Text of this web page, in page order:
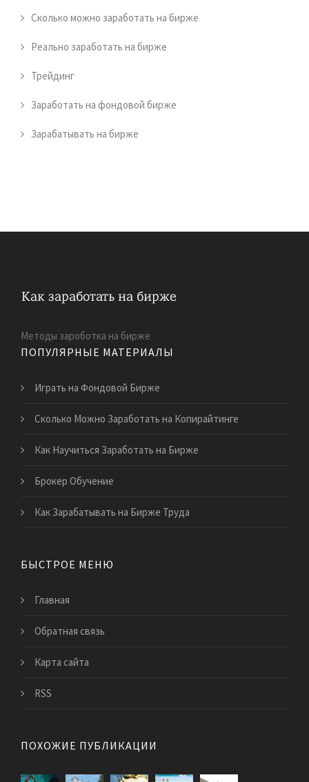
Сколько можно заработать на бирже
Реально заработать на бирже
Трейдинг
Заработать на фондовой бирже
Зарабатывать на бирже
Методы зароботка на бирже
ПОПУЛЯРНЫЕ МАТЕРИАЛЫ
Играть на Фондовой Бирже
Сколько Можно Заработать на Копирайтинге
Как Научиться Заработать на Бирже
Брокер Обучение
Как Зарабатывать на Бирже Труда
БЫСТРОЕ МЕНЮ
Главная
Обратная связь
Карта сайта
RSS
ПОХОЖИЕ ПУБЛИКАЦИИ